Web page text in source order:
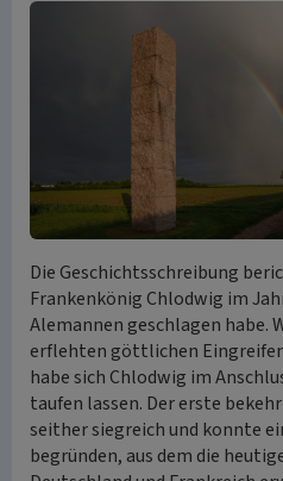
Die Geschichtsschreibung
Frankenkönig Chlodwig im
Alemannen geschlagen habe.
erflehten göttlichen
habe sich Chlodwig im
taufen lassen. Der erste
seither siegreich und konnte
begründen, aus dem die